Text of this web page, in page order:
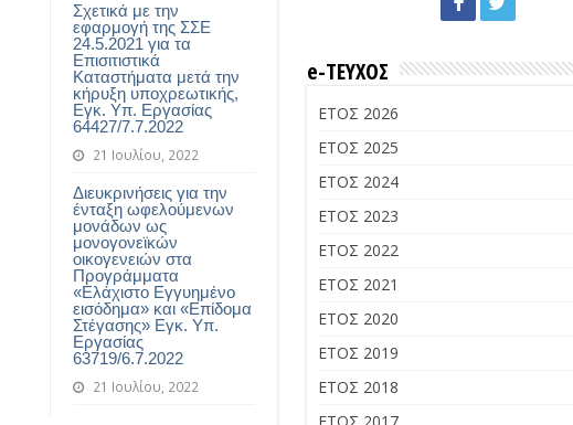
Σχετικά με την
εφαρμογή της ΣΣΕ
24.5.2021 για τα
Επισιτιστικά
Καταστήματα μετά την
κήρυξη υποχρεωτικής,
Εγκ. Υπ. Εργασίας
64427/7.7.2022
21 Ιουλίου, 2022
Διευκρινήσεις για την
ένταξη ωφελούμενων
μονάδων ως
μονογονεϊκών
οικογενειών στα
Προγράμματα
«Ελάχιστο Εγγυημένο
εισόδημα» και «Επίδομα
Στέγασης» Εγκ. Υπ.
Εργασίας
63719/6.7.2022
21 Ιουλίου, 2022
e-ΤΕΥΧΟΣ
ΕΤΟΣ 2026
ΕΤΟΣ 2025
ΕΤΟΣ 2024
ΕΤΟΣ 2023
ΕΤΟΣ 2022
ΕΤΟΣ 2021
ΕΤΟΣ 2020
ΕΤΟΣ 2019
ΕΤΟΣ 2018